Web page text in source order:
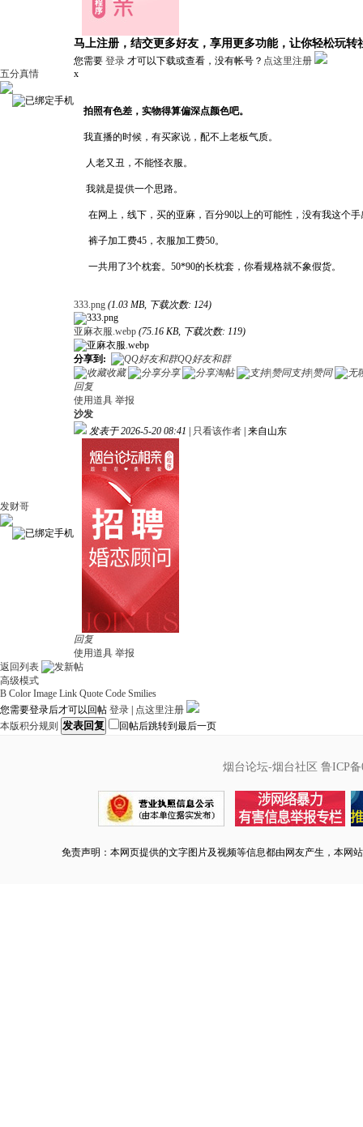
五分真情
马上注册，结交更多好友，享用更多功能，让你轻松玩转
您需要 登录 才可以下载或查看，没有帐号？ 点这里注册
x
拍照有色差，实物得算偏深点颜色吧。
我直播的时候，有买家说，配不上老板气质。
人老又丑，不能怪衣服。
我就是提供一个思路。
在网上，线下，买的亚麻，百分90以上的可能性，没有我这个手
裤子加工费45，衣服加工费50。
一共用了3个枕套。50*90的长枕套，你看规格就不象假货。
333.png (1.03 MB, 下载次数: 124)
亚麻衣服.webp (75.16 KB, 下载次数: 119)
分享到:
QQ好友和群
收藏
分享 淘帖
支持|赞同
回复
使用道具 举报
发财哥
沙发
发表于 2026-5-20 08:41
只看该作者 来自山东
回复
使用道具 举报
返回列表
高级模式
B Color Image Link Quote Code Smilies
您需要登录后才可以回帖 登录
点这里注册
本版积分规则 发表回复 回帖后跳转到最后一页
烟台论坛-烟台社区 鲁ICP备
免责声明：本网页提供的文字图片及视频等信息都由网友产生，本网